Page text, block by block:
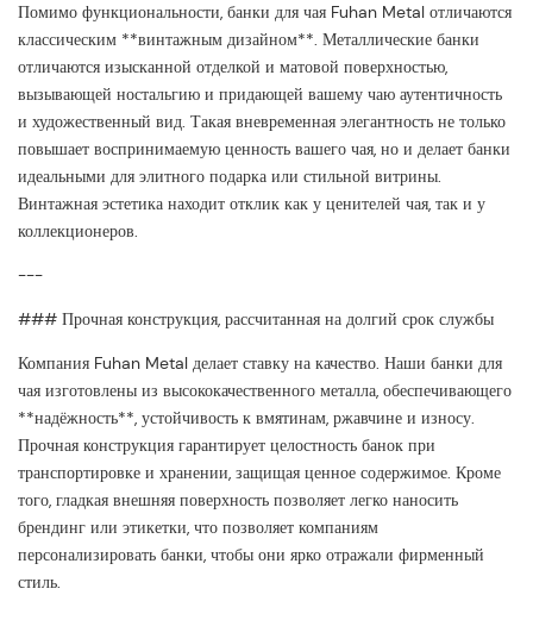
Помимо функциональности, банки для чая Fuhan Metal отличаются
классическим **винтажным дизайном**. Металлические банки
отличаются изысканной отделкой и матовой поверхностью,
вызывающей ностальгию и придающей вашему чаю аутентичность
и художественный вид. Такая вневременная элегантность не только
повышает воспринимаемую ценность вашего чая, но и делает банки
идеальными для элитного подарка или стильной витрины.
Винтажная эстетика находит отклик как у ценителей чая, так и у
коллекционеров.
---
### Прочная конструкция, рассчитанная на долгий срок службы
Компания Fuhan Metal делает ставку на качество. Наши банки для
чая изготовлены из высококачественного металла, обеспечивающего
**надёжность**, устойчивость к вмятинам, ржавчине и износу.
Прочная конструкция гарантирует целостность банок при
транспортировке и хранении, защищая ценное содержимое. Кроме
того, гладкая внешняя поверхность позволяет легко наносить
брендинг или этикетки, что позволяет компаниям
персонализировать банки, чтобы они ярко отражали фирменный
стиль.